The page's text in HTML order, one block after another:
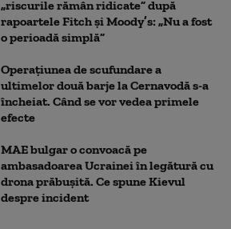
„riscurile rămân ridicate” după
rapoartele Fitch și Moody’s: „Nu a fost
o perioadă simplă”
Operațiunea de scufundare a
ultimelor două barje la Cernavodă s-a
încheiat. Când se vor vedea primele
efecte
MAE bulgar o convoacă pe
ambasadoarea Ucrainei în legătură cu
drona prăbuşită. Ce spune Kievul
despre incident